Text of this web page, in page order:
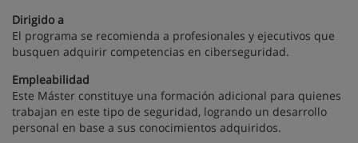
Dirigido a
El programa se recomienda a profesionales y ejecutivos que
busquen adquirir competencias en ciberseguridad.
Empleabilidad
Este Máster constituye una formación adicional para quienes
trabajan en este tipo de seguridad, logrando un desarrollo
personal en base a sus conocimientos adquiridos.